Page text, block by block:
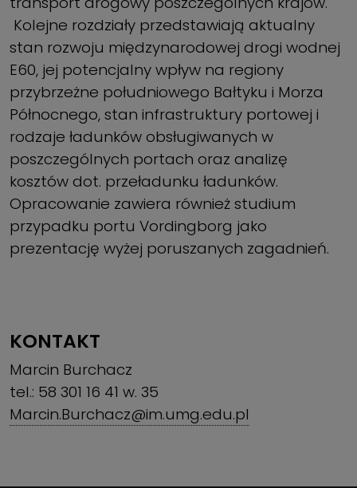
Kolejne rozdziały przedstawiają aktualny
stan rozwoju międzynarodowej drogi wodnej
E60, jej potencjalny wpływ na regiony
przybrzeżne południowego Bałtyku i Morza
Północnego, stan infrastruktury portowej i
rodzaje ładunków obsługiwanych w
poszczególnych portach oraz analizę
kosztów dot. przeładunku ładunków.
Opracowanie zawiera również studium
przypadku portu Vordingborg jako
prezentację wyżej poruszanych zagadnień.
KONTAKT
Marcin Burchacz
tel.: 58 301 16 41 w. 35
Marcin.Burchacz@im.umg.edu.pl